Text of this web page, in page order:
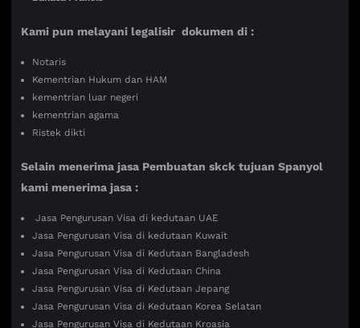
Kami pun melayani legalisir dokumen di :
Notaris
Kementrian Hukum dan HAM
kementrian luar negeri
kementrian agama
Ristek dikti
Selain menerima jasa Pembuatan skck tujuan Spanyol
kami menerima jasa :
Jasa Pengurusan Visa di kedutaan UAE
Jasa Pengurusan Visa di kedutaan Kuwait
Jasa Pengurusan Visa di Kedutaan Bangladesh
Jasa Pengurusan Visa di Kedutaan China
Jasa Pengurusan Visa di Kedutaan Jepang
Jasa Pengurusan Visa di Kedutaan Korea Selatan
Jasa Pengurusan Visa di Kedutaan Kroasia